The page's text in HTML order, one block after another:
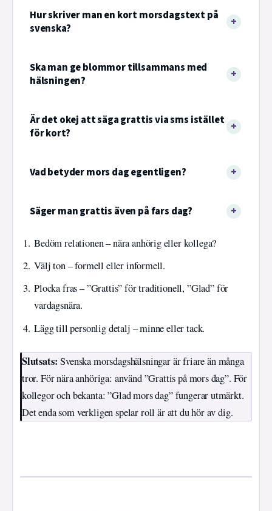
Hur skriver man en kort morsdagstext på
svenska?
Ska man ge blommor tillsammans med
hälsningen?
Är det okej att säga grattis via sms istället
för kort?
Vad betyder mors dag egentligen?
Säger man grattis även på fars dag?
Bedöm relationen – nära anhörig eller kollega?
Välj ton – formell eller informell.
Plocka fras – ”Grattis” för traditionell, ”Glad” för
vardagsnära.
Lägg till personlig detalj – minne eller tack.
Slutsats: Svenska morsdagshälsningar är friare än många
tror. För nära anhöriga: använd ”Grattis på mors dag”. För
kollegor och bekanta: ”Glad mors dag” fungerar utmärkt.
Det enda som verkligen spelar roll är att du hör av dig.